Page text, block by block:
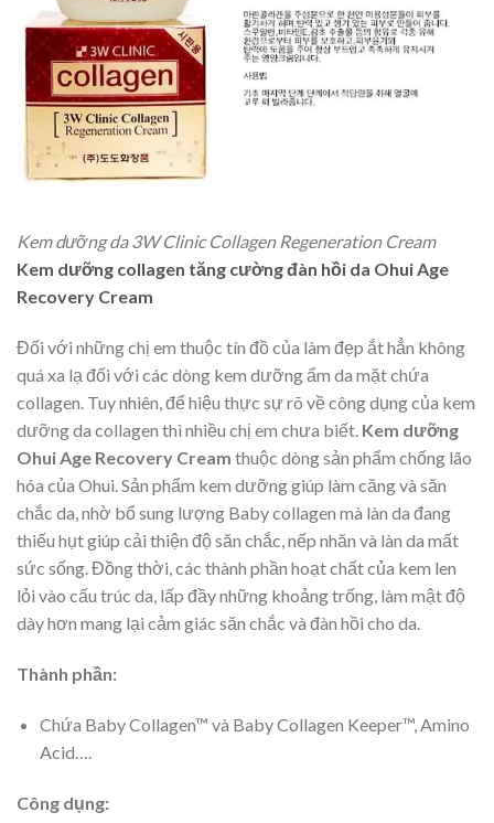
Kem dưỡng da 3W Clinic Collagen Regeneration Cream
Kem dưỡng collagen tăng cường đàn hồi da Ohui Age
Recovery Cream
Đối với những chị em thuộc tín đồ của làm đẹp ắt hẳn không
quá xa lạ đối với các dòng kem dưỡng ẩm da mặt chứa
collagen. Tuy nhiên, để hiệu thực sự rõ về công dụng của kem
dưỡng da collagen thì nhiều chị em chưa biết. Kem dưỡng
Ohui Age Recovery Cream thuộc dòng sản phẩm chống lão
hóa của Ohui. Sản phẩm kem dưỡng giúp làm căng và săn
chắc da, nhờ bổ sung lượng Baby collagen mà làn da đang
thiếu hụt giúp cải thiện độ săn chắc, nếp nhăn và làn da mất
sức sống. Đồng thời, các thành phần hoạt chất của kem len
lỏi vào cấu trúc da, lấp đầy những khoảng trống, làm mật độ
dày hơn mang lại cảm giác săn chắc và đàn hồi cho da.
Thành phần:
Chứa Baby Collagen™ và Baby Collagen Keeper™, Amino
Acid….
Công dụng: